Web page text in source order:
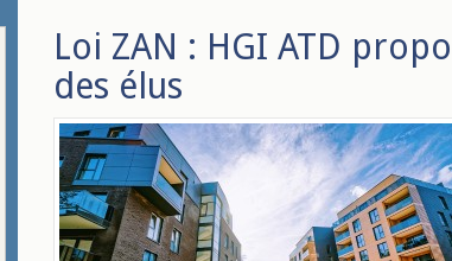
Loi ZAN : HGI ATD
des élus